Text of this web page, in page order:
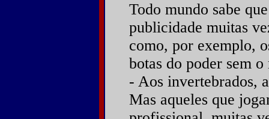
Todo mundo sabe
publicidade muitas
como, por exemplo,
botas do poder sem
- Aos invertebrados,
Mas aqueles que